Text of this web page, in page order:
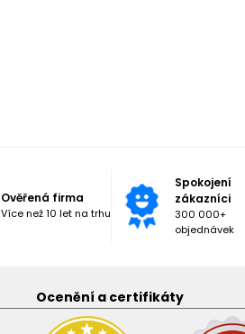
Ověřená firma
Více než 10 let na trhu
Spokojení
zákazníci
300 000+
objednávek
Ocenění a certifikáty